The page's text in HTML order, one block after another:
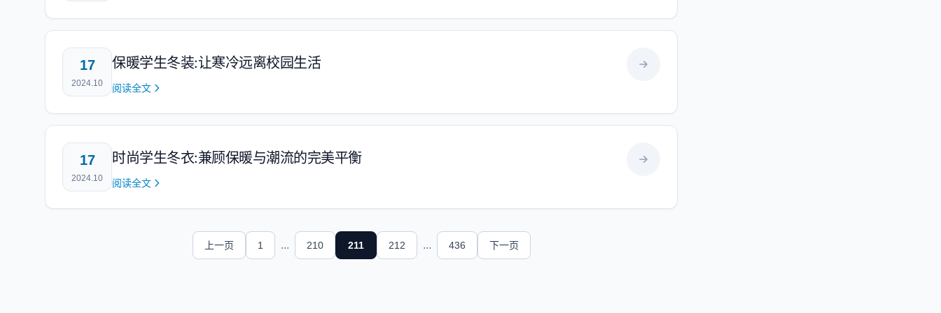
17
2024.10
保暖学生冬装:让寒冷远离校园生活
阅读全文
17
2024.10
时尚学生冬衣:兼顾保暖与潮流的完美平衡
阅读全文
上一页 1 ... 210 211 212 ... 436 下一页